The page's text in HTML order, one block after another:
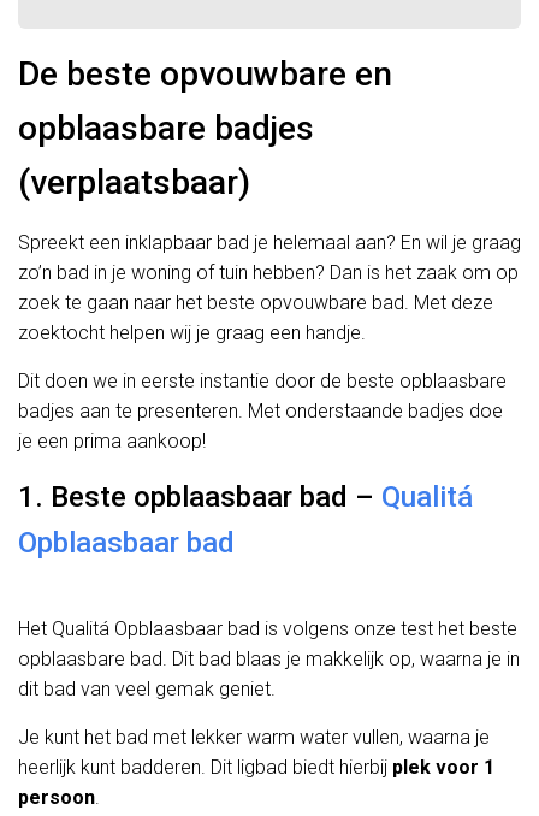
De beste opvouwbare en
opblaasbare badjes
(verplaatsbaar)
Spreekt een inklapbaar bad je helemaal aan? En wil je graag
zo’n bad in je woning of tuin hebben? Dan is het zaak om op
zoek te gaan naar het beste opvouwbare bad. Met deze
zoektocht helpen wij je graag een handje.
Dit doen we in eerste instantie door de beste opblaasbare
badjes aan te presenteren. Met onderstaande badjes doe
je een prima aankoop!
1. Beste opblaasbaar bad – Qualitá
Opblaasbaar bad
Het Qualitá Opblaasbaar bad is volgens onze test het beste
opblaasbare bad. Dit bad blaas je makkelijk op, waarna je in
dit bad van veel gemak geniet.
Je kunt het bad met lekker warm water vullen, waarna je
heerlijk kunt badderen. Dit ligbad biedt hierbij plek voor 1
persoon.